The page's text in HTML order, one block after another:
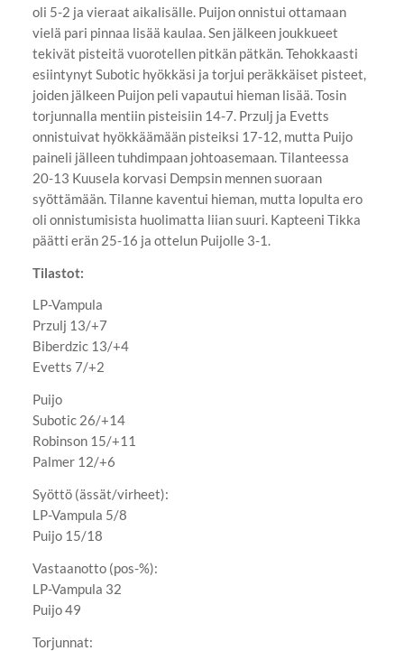
oli 5-2 ja vieraat aikalisälle. Puijon onnistui ottamaan
vielä pari pinnaa lisää kaulaa. Sen jälkeen joukkueet
tekivät pisteitä vuorotellen pitkän pätkän. Tehokkaasti
esiintynyt Subotic hyökkäsi ja torjui peräkkäiset pisteet,
joiden jälkeen Puijon peli vapautui hieman lisää. Tosin
torjunnalla mentiin pisteisiin 14-7. Przulj ja Evetts
onnistuivat hyökkäämään pisteiksi 17-12, mutta Puijo
paineli jälleen tuhdimpaan johtoasemaan. Tilanteessa
20-13 Kuusela korvasi Dempsin mennen suoraan
syöttämään. Tilanne kaventui hieman, mutta lopulta ero
oli onnistumisista huolimatta liian suuri. Kapteeni Tikka
päätti erän 25-16 ja ottelun Puijolle 3-1.
Tilastot:
LP-Vampula
Przulj 13/+7
Biberdzic 13/+4
Evetts 7/+2
Puijo
Subotic 26/+14
Robinson 15/+11
Palmer 12/+6
Syöttö (ässät/virheet):
LP-Vampula 5/8
Puijo 15/18
Vastaanotto (pos-%):
LP-Vampula 32
Puijo 49
Torjunnat: